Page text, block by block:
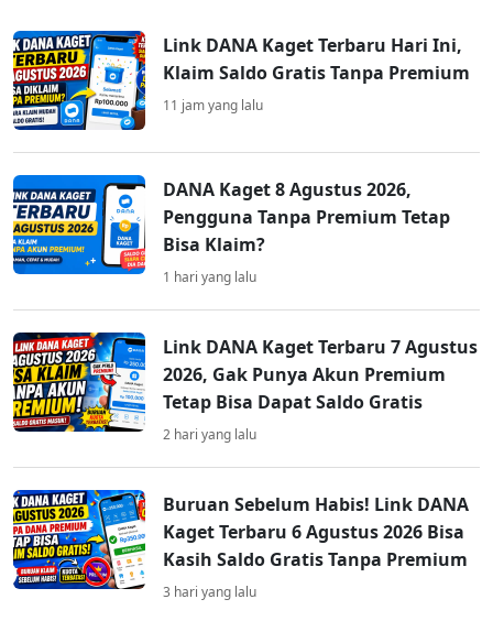
Link DANA Kaget Terbaru Hari Ini,
Klaim Saldo Gratis Tanpa Premium
11 jam yang lalu
DANA Kaget 8 Agustus 2026,
Pengguna Tanpa Premium Tetap
Bisa Klaim?
1 hari yang lalu
Link DANA Kaget Terbaru 7 Agustus
2026, Gak Punya Akun Premium
Tetap Bisa Dapat Saldo Gratis
2 hari yang lalu
Buruan Sebelum Habis! Link DANA
Kaget Terbaru 6 Agustus 2026 Bisa
Kasih Saldo Gratis Tanpa Premium
3 hari yang lalu